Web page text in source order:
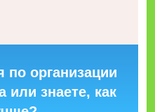
по организации
или знаете, как